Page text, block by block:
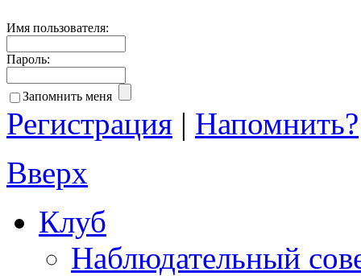
Имя пользователя:
Пароль:
Запомнить меня
Регистрация | Напомнить?
Вверх
Клуб
Наблюдательный